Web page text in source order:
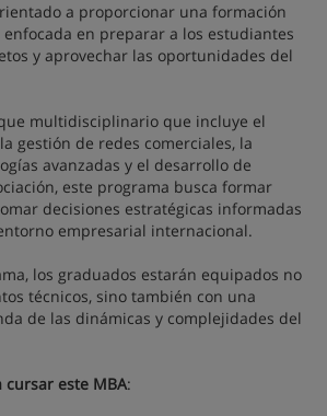
a proporcionar una formación
en preparar a los estudiantes
y aprovechar las oportunidades del
multidisciplinario que incluye el
gestión de redes comerciales, la
avanzadas y el desarrollo de
este programa busca formar
decisiones estratégicas informadas
empresarial internacional.
los graduados estarán equipados no
técnicos, sino también con una
de las dinámicas y complejidades del
cursar este MBA: